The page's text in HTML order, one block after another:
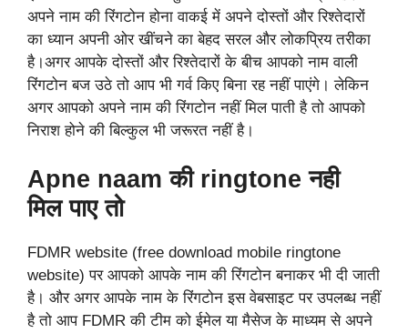
अपने नाम की रिंगटोन होना वाकई में अपने दोस्तों और रिश्तेदारों
का ध्यान अपनी ओर खींचने का बेहद सरल और लोकप्रिय तरीका
है।अगर आपके दोस्तों और रिश्तेदारों के बीच आपको नाम वाली
रिंगटोन बज उठे तो आप भी गर्व किए बिना रह नहीं पाएंगे। लेकिन
अगर आपको अपने नाम की रिंगटोन नहीं मिल पाती है तो आपको
निराश होने की बिल्कुल भी जरूरत नहीं है।
Apne naam की ringtone नही
मिल पाए तो
FDMR website (free download mobile ringtone
website) पर आपको आपके नाम की रिंगटोन बनाकर भी दी जाती
है। और अगर आपके नाम के रिंगटोन इस वेबसाइट पर उपलब्ध नहीं
है तो आप FDMR की टीम को ईमेल या मैसेज के माध्यम से अपने